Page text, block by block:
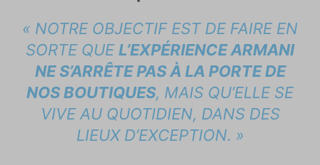
« NOTRE OBJECTIF EST DE FAIRE EN
SORTE QUE L’EXPÉRIENCE ARMANI
NE S’ARRÊTE PAS À LA PORTE DE
NOS BOUTIQUES, MAIS QU’ELLE SE
VIVE AU QUOTIDIEN, DANS DES
LIEUX D’EXCEPTION. »